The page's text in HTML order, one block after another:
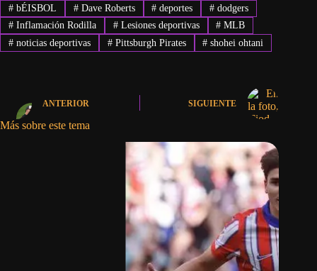
#bÉISBOL #Dave Roberts # deportes # dodgers
#Inflamación Rodilla #Lesiones deportivas # MLB
#noticias deportivas #Pittsburgh Pirates # shohei ohtani
ANTERIOR SIGUIENTE
Más sobre este tema